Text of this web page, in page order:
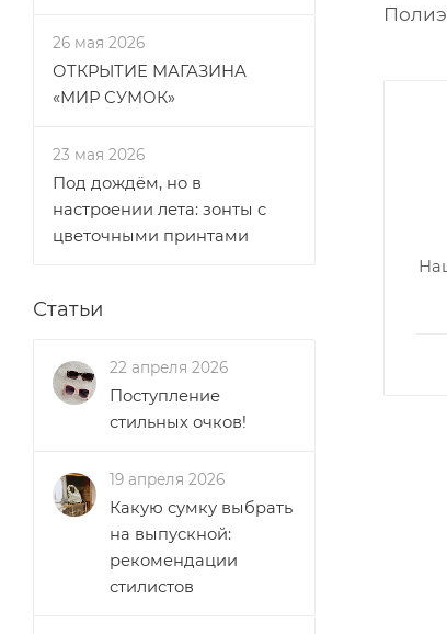
26 мая 2026
ОТКРЫТИЕ МАГАЗИНА
«МИР СУМОК»
23 мая 2026
Под дождём, но в
настроении лета: зонты с
цветочными принтами
Статьи
22 апреля 2026
Поступление
стильных очков!
19 апреля 2026
Какую сумку выбрать
на выпускной:
рекомендации
стилистов